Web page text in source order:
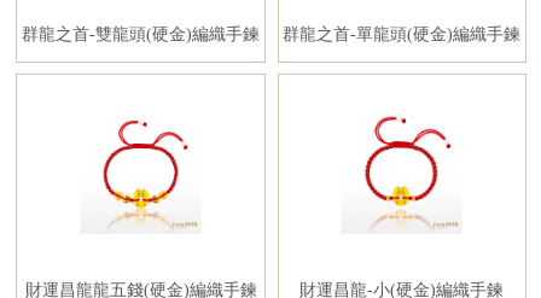
群龍之首-雙龍頭(硬金)編織手鍊 群龍之首-單龍頭(硬金)編織手鍊
財運昌龍龍五錢(硬金)編織手鍊 財運昌龍-小(硬金)編織手鍊